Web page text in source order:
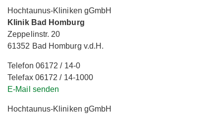
Hochtaunus-Kliniken gGmbH
Klinik Bad Homburg
Zeppelinstr. 20
61352 Bad Homburg v.d.H.
Telefon 06172 / 14-0
Telefax 06172 / 14-1000
E-Mail senden
Hochtaunus-Kliniken gGmbH